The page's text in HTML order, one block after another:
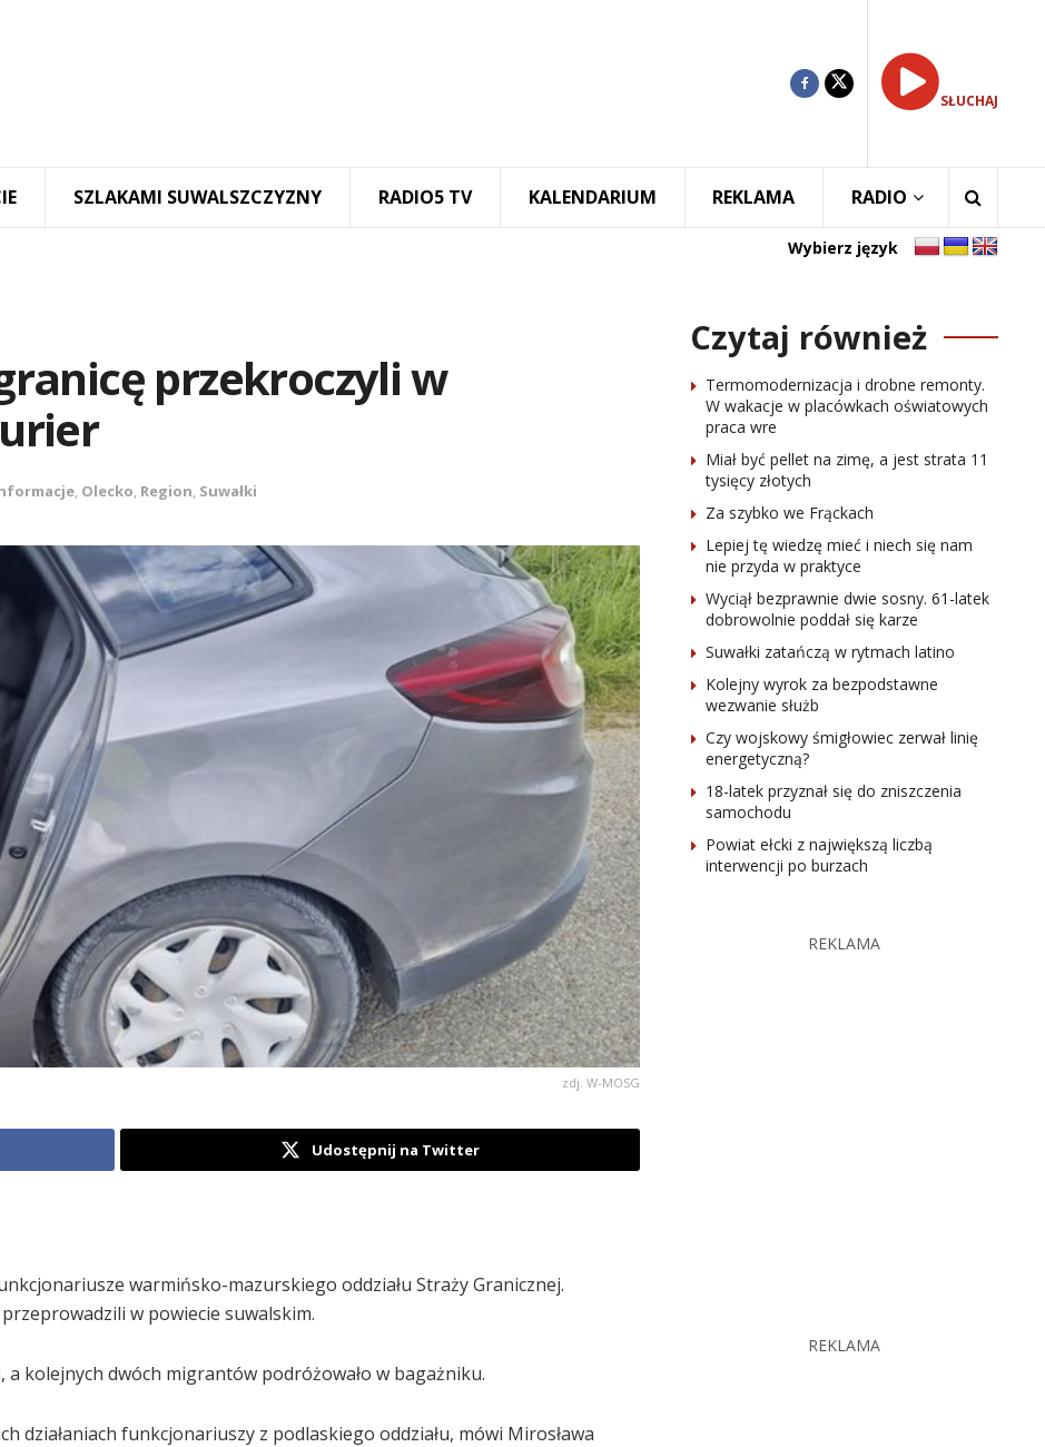
SŁUCHAJ
SZLAKAMI SUWALSZCZYZNY RADIO5 TV KALENDARIUM REKLAMA RADIO
Wybierz język
przekroczyli w
, Olecko, Region, Suwałki
zdj. W-MOSG
Udostępnij na Twitter
warmińsko-mazurskiego oddziału Straży Granicznej.
w powiecie suwalskim.
a kolejnych dwóch migrantów podróżowało w bagażniku.
działaniach funkcjonariuszy z podlaskiego oddziału, mówi Mirosława
Czytaj również
Termomodernizacja i drobne remonty.
W wakacje w placówkach oświatowych
praca wre
Miał być pellet na zimę, a jest strata 11
tysięcy złotych
Za szybko we Frąckach
Lepiej tę wiedzę mieć i niech się nam
nie przyda w praktyce
Wyciął bezprawnie dwie sosny. 61-latek
dobrowolnie poddał się karze
Suwałki zatańczą w rytmach latino
Kolejny wyrok za bezpodstawne
wezwanie służb
Czy wojskowy śmigłowiec zerwał linię
energetyczną?
18-latek przyznał się do zniszczenia
samochodu
Powiat ełcki z największą liczbą
interwencji po burzach
REKLAMA
REKLAMA